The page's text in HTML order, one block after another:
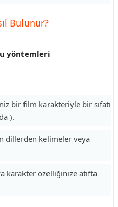
Bulunur?
yöntemleri
bir film karakteriyle bir sıfatı
).
dillerden kelimeler veya
karakter özelliğinize atıfta